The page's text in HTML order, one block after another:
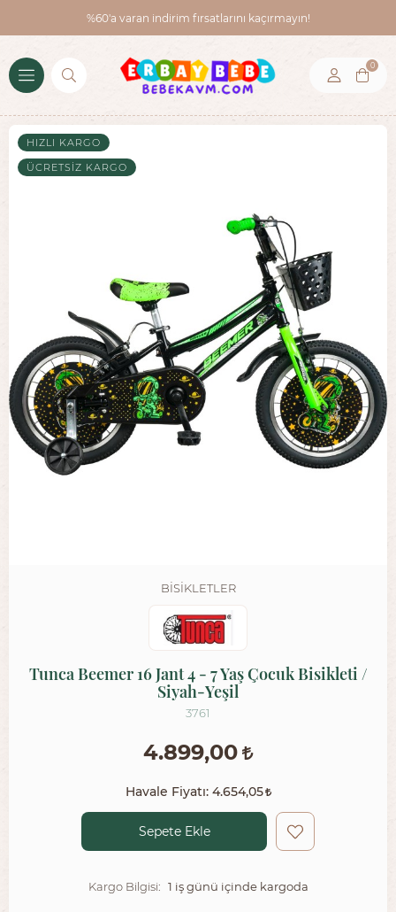
%60'a varan indirim fırsatlarını kaçırmayın!
0
HIZLI KARGO
ÜCRETSIZ KARGO
BISIKLETLER
Tunca Beemer 16 Jant 4 - 7 Yaş Çocuk Bisikleti /
Siyah-Yeşil
3761
4.899,00
Havale Fiyatı: 4.654,05
Sepete Ekle
Kargo Bilgisi: 1 iş günü içinde kargoda